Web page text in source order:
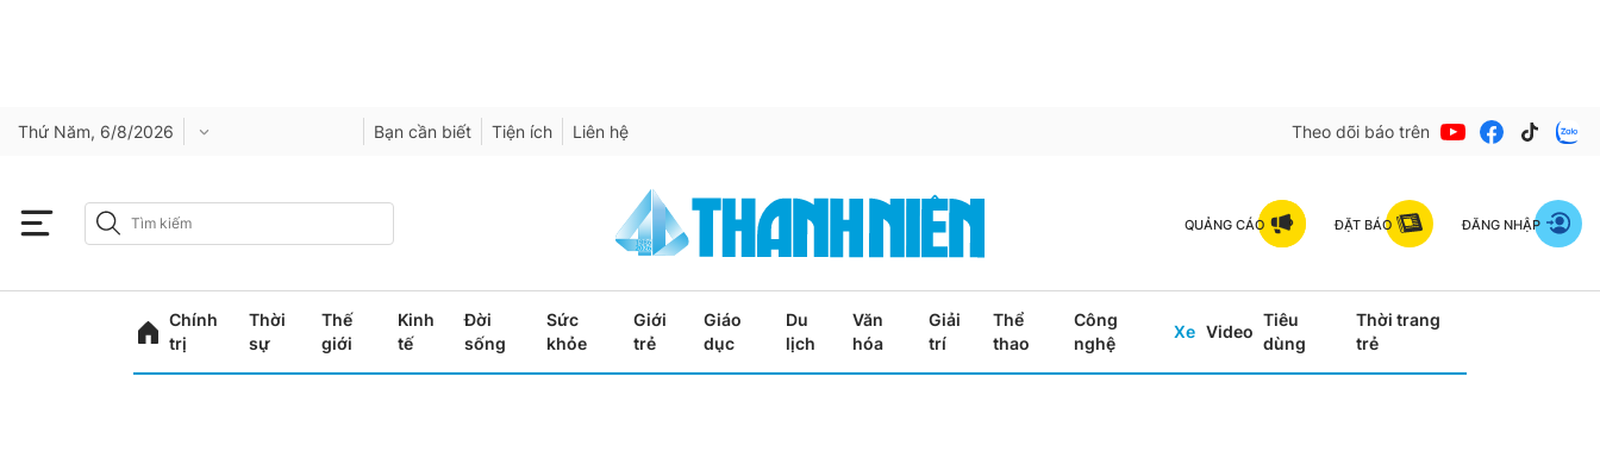
Thứ Năm, 6/8/2026 Bạn cần biết Tiện ích Liên hệ Theo dõi báo trên
QUẢNG CÁO ĐẶT BÁO ĐĂNG NHẬP
Chính
trị
Thời
sự
Thế
giới
Kinh
tế
Đời
sống
Sức
khỏe
Giới
trẻ
Giáo
dục
Du
lịch
Văn
hóa
Giải
trí
Thể
thao
Công
nghệ
Xe Video
Tiêu
dùng
Thời trang
trẻ